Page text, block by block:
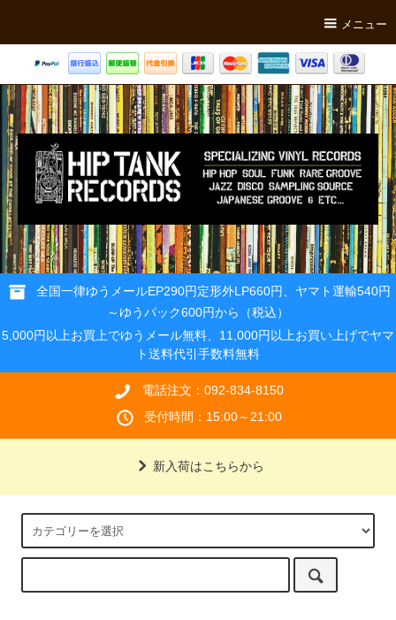
メニュー
全国一律ゆうメールEP290円定形外LP660円、ヤマト運輸540円
～ゆうパック600円から（税込）
5,000円以上お買上でゆうメール無料、11,000円以上お買い上げでヤマ
ト送料代引手数料無料
電話注文：092-834-8150
受付時間：15:00～21:00
新入荷はこちらから